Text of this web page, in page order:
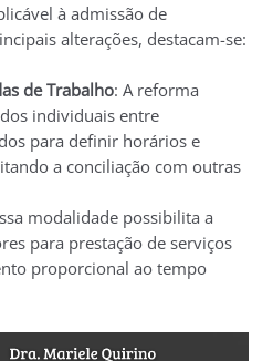
à admissão de
alterações, destacam-se:
de Trabalho: A reforma
individuais entre
para definir horários e
a conciliação com outras
modalidade possibilita a
para prestação de serviços
proporcional ao tempo